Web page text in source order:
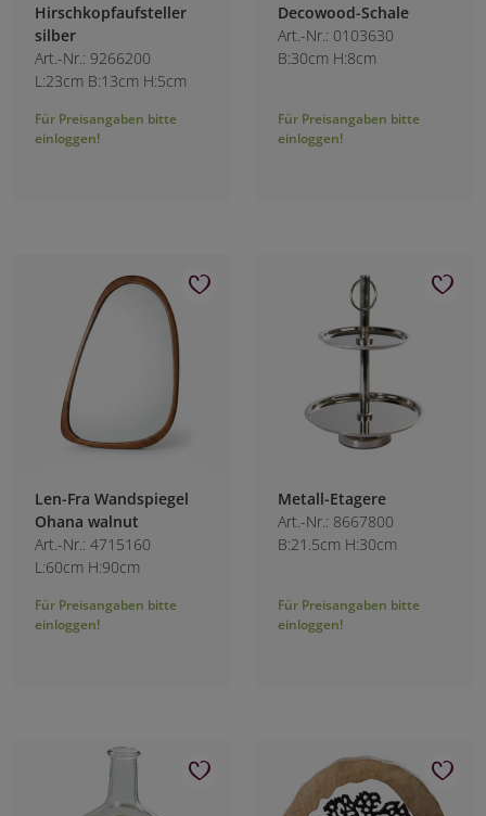
Hirschkopfaufsteller
silber
Art.-Nr.: 9266200
L:23cm B:13cm H:5cm
Für Preisangaben bitte
einloggen!
Decowood-Schale
Art.-Nr.: 0103630
B:30cm H:8cm
Für Preisangaben bitte
einloggen!
Len-Fra Wandspiegel
Ohana walnut
Art.-Nr.: 4715160
L:60cm H:90cm
Für Preisangaben bitte
einloggen!
Metall-Etagere
Art.-Nr.: 8667800
B:21.5cm H:30cm
Für Preisangaben bitte
einloggen!